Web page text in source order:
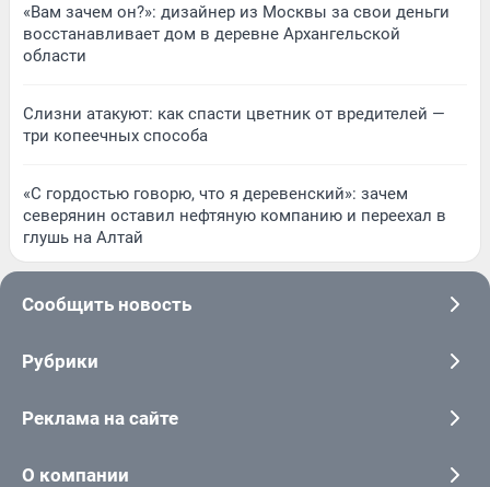
«Вам зачем он?»: дизайнер из Москвы за свои деньги
восстанавливает дом в деревне Архангельской
области
Слизни атакуют: как спасти цветник от вредителей —
три копеечных способа
«С гордостью говорю, что я деревенский»: зачем
северянин оставил нефтяную компанию и переехал в
глушь на Алтай
Сообщить новость
Рубрики
Реклама на сайте
О компании